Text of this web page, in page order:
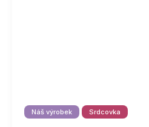
Náš výrobek Srdcovka